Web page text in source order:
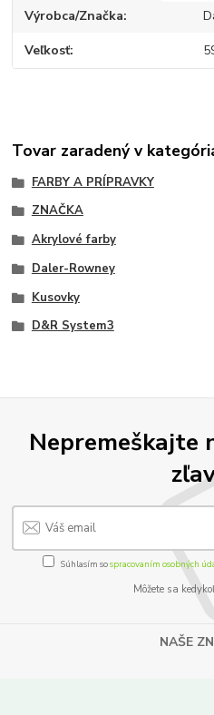
Výrobca/Značka
Veľkosť
Tovar zaradený v
FARBY A PRÍPRAVKY
ZNAČKA
Akrylové farby
Daler-Rowney
Kusovky
D&R System3
Nepremeškajte
Súhlasím sospracovaním osobných
Môžete sa
NAŠE